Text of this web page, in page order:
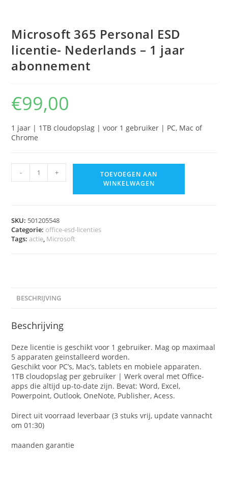
Microsoft 365 Personal ESD
licentie- Nederlands – 1 jaar
abonnement
€99,00
1 jaar | 1TB cloudopslag | voor 1 gebruiker | PC, Mac of
Chrome
- +
TOEVOEGEN AAN
WINKELWAGEN
SKU: 501205548
Categorie: office-esd-licenties
Tags:actie, Microsoft
BESCHRIJVING
Beschrijving
Deze licentie is geschikt voor 1 gebruiker. Mag op maximaal
5 apparaten geïnstalleerd worden.
Geschikt voor PC’s, Mac’s, tablets en mobiele apparaten.
1TB cloudopslag per gebruiker | Werk overal met Office-
apps die altijd up-to-date zijn. Bevat: Word, Excel,
Powerpoint, Outlook, OneNote, Publisher, Acess.
Direct uit voorraad leverbaar (3 stuks vrij, update vannacht
om 01:30)
maanden garantie